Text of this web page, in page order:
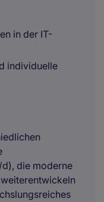
in der IT-
individuelle
die moderne